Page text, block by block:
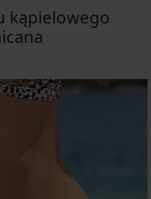
kąpielowego